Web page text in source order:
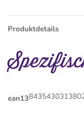
Produktdetails
ean13